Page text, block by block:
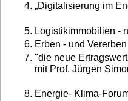
„Digitalisierung im
Logistikimmobilien -
Erben - und
"die neue
mit Prof. Jürgen
Energie- Klima-